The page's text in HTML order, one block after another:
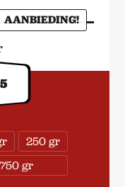
AANBIEDING!
250 gr
750 gr